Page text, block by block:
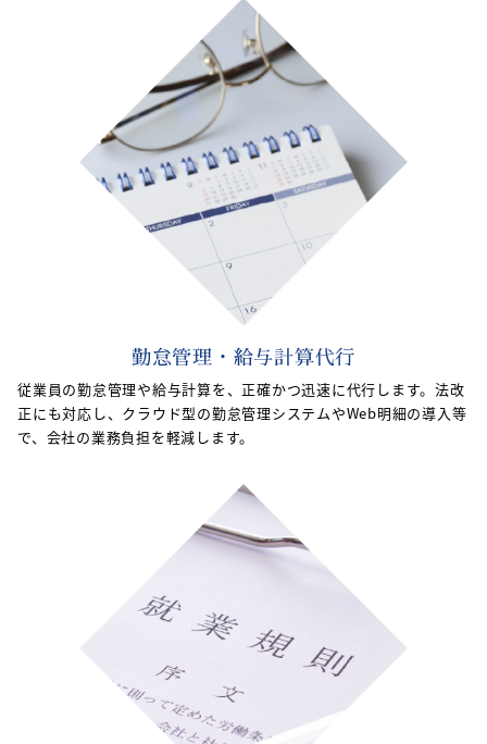
勤怠管理・給与計算代行
従業員の勤怠管理や給与計算を、正確かつ迅速に代行します。法改
正にも対応し、クラウド型の勤怠管理システムやWeb明細の導入等
で、会社の業務負担を軽減します。